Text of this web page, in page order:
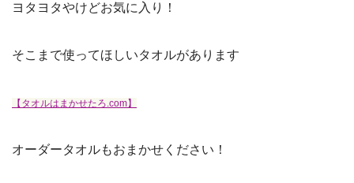
ヨタヨタやけどお気に入り！
そこまで使ってほしいタオルがあります
【タオルはまかせたろ.com】
オーダータオルもおまかせください！